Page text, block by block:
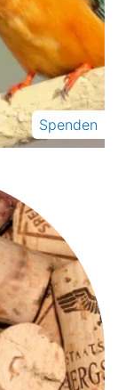
Spenden